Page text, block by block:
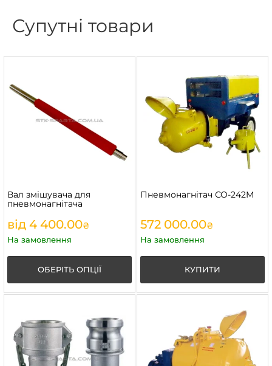
Супутні товари
Вал змішувача для
пневмонагнітача
від 4 400.00₴
На замовлення
ОБЕРІТЬ ОПЦІЇ
Пневмонагнітач СО-242М
572 000.00₴
На замовлення
КУПИТИ